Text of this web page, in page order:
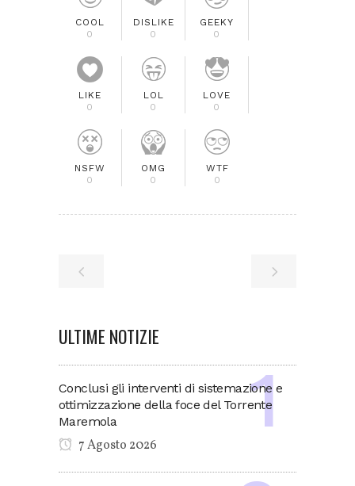
COOL
0
DISLIKE
0
GEEKY
0
LIKE
0
LOL
0
LOVE
0
NSFW
0
OMG
0
WTF
0
ULTIME NOTIZIE
Conclusi gli interventi di sistemazione e
ottimizzazione della foce del Torrente
Maremola
7 Agosto 2026